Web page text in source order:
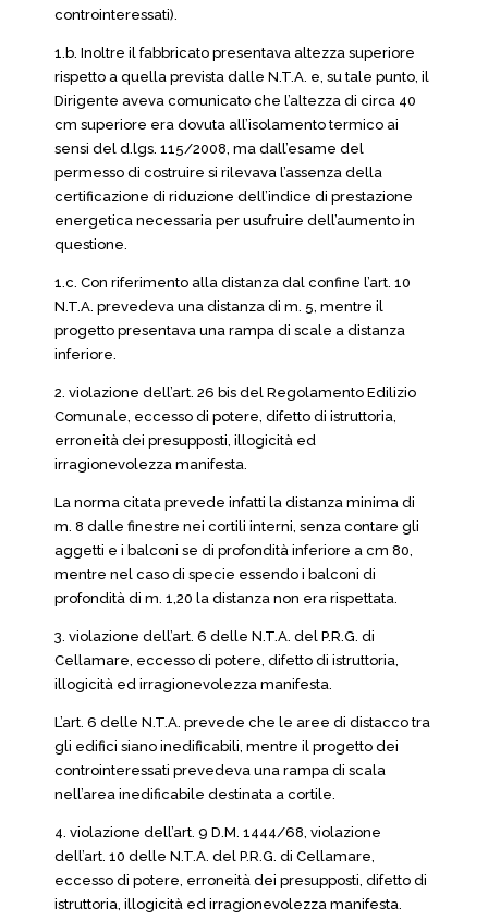
controinteressati).
1.b. Inoltre il fabbricato presentava altezza superiore
rispetto a quella prevista dalle N.T.A. e, su tale punto, il
Dirigente aveva comunicato che l’altezza di circa 40
cm superiore era dovuta all’isolamento termico ai
sensi del d.lgs. 115/2008, ma dall’esame del
permesso di costruire si rilevava l’assenza della
certificazione di riduzione dell’indice di prestazione
energetica necessaria per usufruire dell’aumento in
questione.
1.c. Con riferimento alla distanza dal confine l’art. 10
N.T.A. prevedeva una distanza di m. 5, mentre il
progetto presentava una rampa di scale a distanza
inferiore.
2. violazione dell’art. 26 bis del Regolamento Edilizio
Comunale, eccesso di potere, difetto di istruttoria,
erroneità dei presupposti, illogicità ed
irragionevolezza manifesta.
La norma citata prevede infatti la distanza minima di
m. 8 dalle finestre nei cortili interni, senza contare gli
aggetti e i balconi se di profondità inferiore a cm 80,
mentre nel caso di specie essendo i balconi di
profondità di m. 1,20 la distanza non era rispettata.
3. violazione dell’art. 6 delle N.T.A. del P.R.G. di
Cellamare, eccesso di potere, difetto di istruttoria,
illogicità ed irragionevolezza manifesta.
L’art. 6 delle N.T.A. prevede che le aree di distacco tra
gli edifici siano inedificabili, mentre il progetto dei
controinteressati prevedeva una rampa di scala
nell’area inedificabile destinata a cortile.
4. violazione dell’art. 9 D.M. 1444/68, violazione
dell’art. 10 delle N.T.A. del P.R.G. di Cellamare,
eccesso di potere, erroneità dei presupposti, difetto di
istruttoria, illogicità ed irragionevolezza manifesta.